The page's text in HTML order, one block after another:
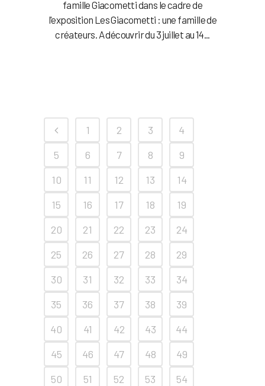
famille Giacometti dans le cadre de
l'exposition Les Giacometti : une famille de
créateurs. A découvrir du 3 juillet au 14...
1 2 3
4
5
6 7 8
9
10
11 12 13
14
15
16 17 18
19
20
21 22 23
24
25
26 27 28
29
30
31 32 33
34
35
36 37 38
39
40
41 42 43
44
45
46 47 48
49
50
51 52 53
54